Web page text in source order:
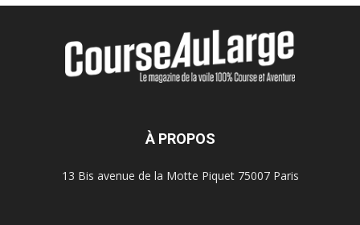
À PROPOS
13 Bis avenue de la Motte Piquet 75007 Paris